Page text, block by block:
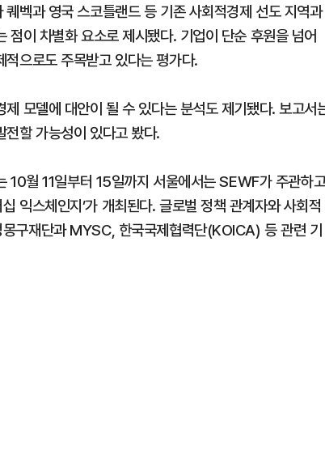
벡과 영국 스코틀랜드 등 기존 사회적경제 선도 지역과
이 차별화 요소로 제시됐다. 기업이 단순 후원을 넘어
으로도 주목받고 있다는 평가다.
모델에 대안이 될 수 있다는 분석도 제기됐다. 보고서
전할 가능성이 있다고 봤다.
10월 11일부터 15일까지 서울에서는 SEWF가 주관하
익스체인지’가 개최된다. 글로벌 정책 관계자와 사회적
구재단과 MYSC, 한국국제협력단(KOICA) 등 관련 기